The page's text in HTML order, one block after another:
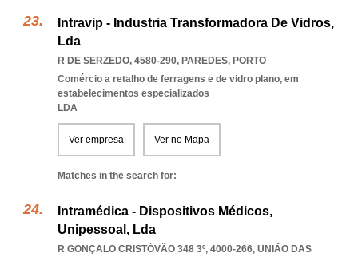
Intravip - Industria Transformadora De Vidros,
Lda
R DE SERZEDO, 4580-290, PAREDES, PORTO
Comércio a retalho de ferragens e de vidro plano, em
estabelecimentos especializados
LDA
Ver empresa Ver no Mapa
Matches in the search for:
Intramédica - Dispositivos Médicos,
Unipessoal, Lda
R GONÇALO CRISTÓVÃO 348 3º, 4000-266, UNIÃO DAS